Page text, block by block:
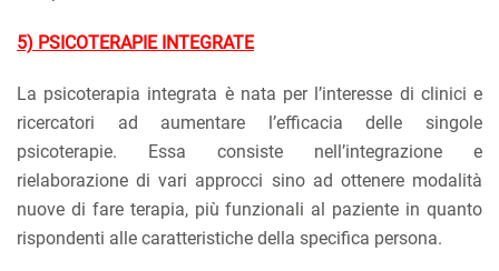
5) PSICOTERAPIE INTEGRATE
La psicoterapia integrata è nata per l’interesse di clinici e
ricercatori ad aumentare l’efficacia delle singole
psicoterapie. Essa consiste nell’integrazione e
rielaborazione di vari approcci sino ad ottenere modalità
nuove di fare terapia, più funzionali al paziente in quanto
rispondenti alle caratteristiche della specifica persona.